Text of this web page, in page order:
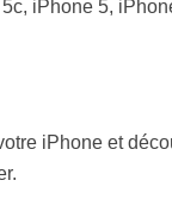
iPhone 5,
iPhone et